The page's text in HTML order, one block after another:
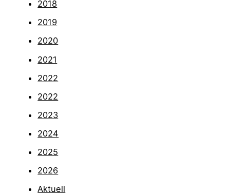
2018
2019
2020
2021
2022
2022
2023
2024
2025
2026
Aktuell